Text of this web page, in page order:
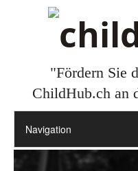
"Fördern Sie
ChildHub.ch an